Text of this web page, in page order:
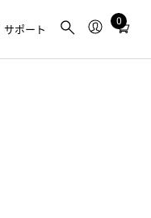
サポート
0
Total
in